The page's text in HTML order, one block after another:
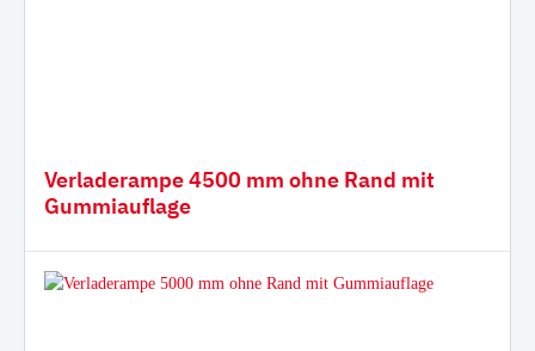
Verladerampe 4500 mm ohne Rand mit
Gummiauflage